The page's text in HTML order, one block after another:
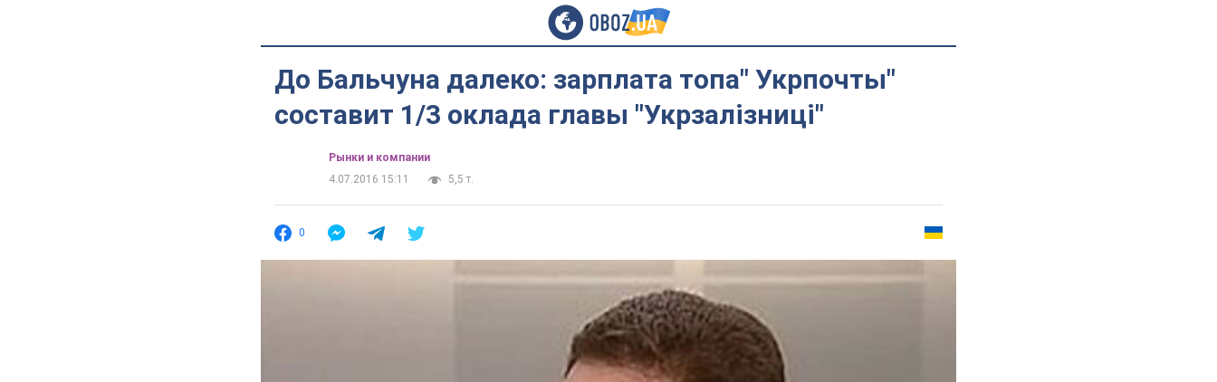
До Бальчуна далеко: зарплата топа" Укрпочты"
составит 1/3 оклада главы "Укрзалізниці"
Рынки и компании
4.07.2016 15:11
5,5 т.
0